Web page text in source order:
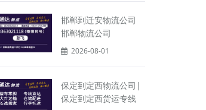
邯郸到迁安物流公司
邯郸物流公司
2026-08-01
保定到定西物流公司|
保定到定西货运专线